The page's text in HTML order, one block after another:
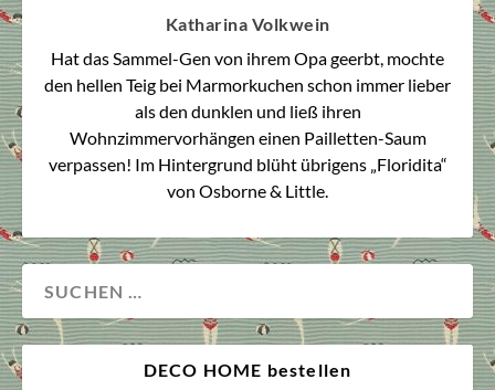
Katharina Volkwein
Hat das Sammel-Gen von ihrem Opa geerbt, mochte
den hellen Teig bei Marmorkuchen schon immer lieber
als den dunklen und ließ ihren
Wohnzimmervorhängen einen Pailletten-Saum
verpassen! Im Hintergrund blüht übrigens „Floridita“
von Osborne & Little.
DECO HOME bestellen